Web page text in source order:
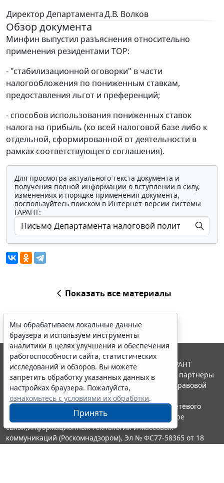
Директор ДепартаментаД.В. Волков
Обзор документа
Минфин выпустил разъяснения относительно
применения резидентами ТОР:
- "стабилизационной оговорки" в части
налогообложения по пониженным ставкам,
предоставления льгот и преференций;
- способов использования пониженных ставок
налога на прибыль (ко всей налоговой базе либо к
отдельной, сформированной от деятельности в
рамках соответствующего соглашения).
Для просмотра актуального текста документа и
получения полной информации о вступлении в силу,
изменениях и порядке применения документа,
воспользуйтесь поиском в Интернет-версии системы
ГАРАНТ:
Показать все материалы
Мы обрабатываем локальные данные
браузера и используем инструменты
аналитики в целях улучшения и обеспечения
работоспособности сайта, статистических
исследований и обзоров. Вы можете
запретить обработку указанных данных в
настройках браузера. Пожалуйста,
ознакомьтесь с условиями их обработки.
Принять
© ООО "НПП "ГАРАНТ-СЕРВИС", 2026. Система ГАРАНТ
выпускается с 1990 года. Компания "Гарант" и ее партнеры
являются участниками Российской ассоциации правовой
информации ГАРАНТ.
Портал ГАРАНТ.РУ зарегистрирован в качестве сетевого
издания Федеральной службой по надзору в сфере
связи,информационных технологий и массовых
коммуникаций (Роскомнадзором), Эл № ФС77-58365 от 18